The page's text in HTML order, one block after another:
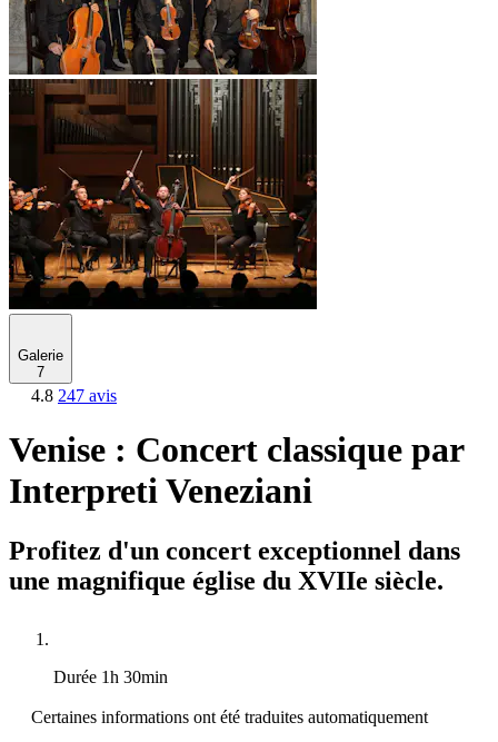
Galerie
7
4.8 247 avis
Venise : Concert classique par
Interpreti Veneziani
Profitez d'un concert exceptionnel dans
une magnifique église du XVIIe siècle.
Durée 1h 30min
Certaines informations ont été traduites automatiquement